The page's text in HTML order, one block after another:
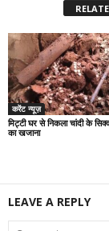
करेंट न्यूज़
मिट्टी घर से निकला चांदी के
का खजाना
LEAVE A REPLY